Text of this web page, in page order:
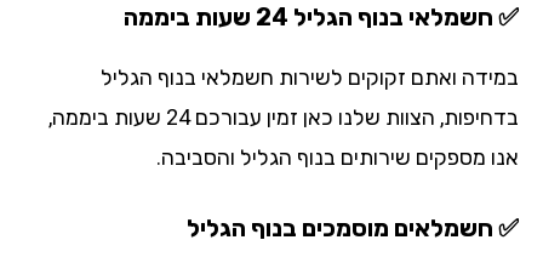
בנוף הגליל 24 שעות ביממה
ואתם זקוקים לשירות חשמלאי בנוף הגליל
בדחיפות, הצוות שלנו כאן זמין עבורכם 24 שעות ביממה,
מספקים שירותים בנוף הגלילוהסביבה.
חשמלאים מוסמכים בנוף הגליל